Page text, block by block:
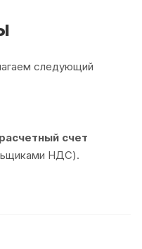
следующий
счет
НДС).